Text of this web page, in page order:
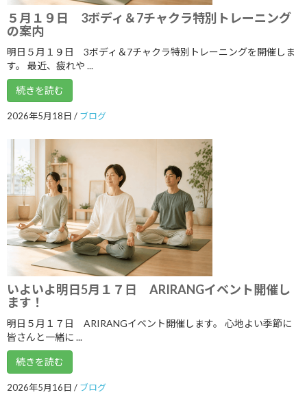
2018年10月
2018年9月
2018年8月
2018年7月
2018年6月
2018年5月
2018年4月
2018年3月
2018年2月
2018年1月
2017年12月
2017年11月
2017年9月
2017年8月
2017年7月
５月１９日 3ボディ＆7チャクラ特別トレーニング
の案内
明日５月１９日 3ボディ＆7チャクラ特別トレーニングを開催しま
す。 最近、疲れや ...
続きを読む
2026年5月18日 / ブログ
いよいよ明日5月１７日 ARIRANGイベント開催し
ます！
明日５月１７日 ARIRANGイベント開催します。 心地よい季節に
皆さんと一緒に ...
続きを読む
2026年5月16日 / ブログ